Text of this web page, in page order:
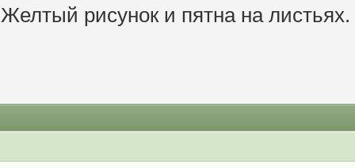
рисунок и пятна на листьях.